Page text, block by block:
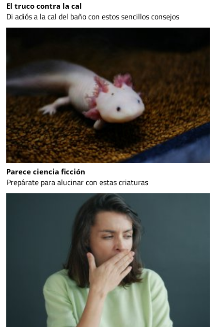
El truco contra la cal
Di adiós a la cal del baño con estos sencillos consejos
Parece ciencia ficción
Prepárate para alucinar con estas criaturas